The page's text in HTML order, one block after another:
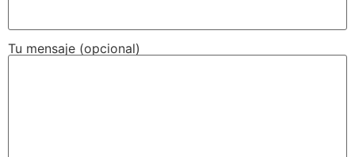
Tu mensaje (opcional)